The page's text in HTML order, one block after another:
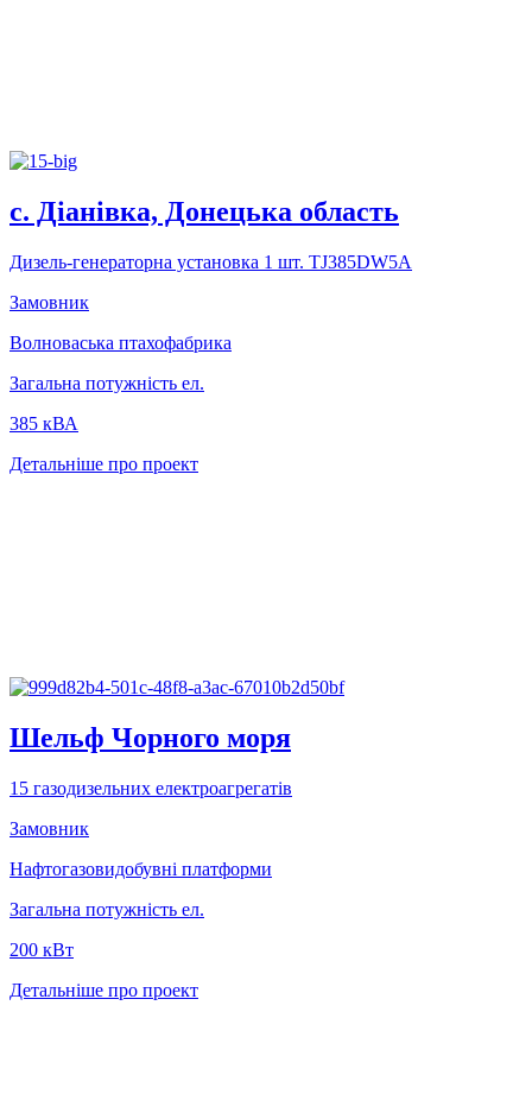
с. Діанівка, Донецька область
Дизель-генераторна установка 1 шт. TJ385DW5A
Замовник
Волноваська птахофабрика
Загальна потужність ел.
385 кВА
Детальніше про проект
Шельф Чорного моря
15 газодизельних електроагрегатів
Замовник
Нафтогазовидобувні платформи
Загальна потужність ел.
200 кВт
Детальніше про проект